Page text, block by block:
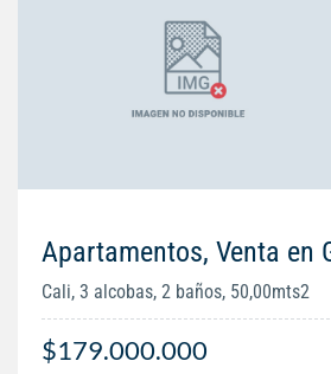
Apartamentos, Venta en
Cali, 3 alcobas, 2 baños, 50,00mts2
$179.000.000